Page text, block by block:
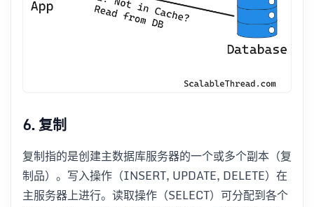
6. 复制
复制指的是创建主数据库服务器的一个或多个副本（复
制品）。写入操作（INSERT, UPDATE, DELETE）在
主服务器上进行。读取操作（SELECT）可分配到各个